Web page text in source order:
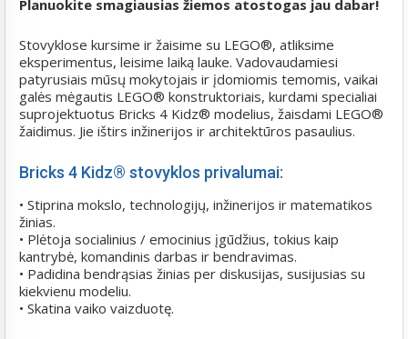
Planuokite smagiausias žiemos atostogas jau dabar!
Stovyklose kursime ir žaisime su LEGO®, atliksime
eksperimentus, leisime laiką lauke. Vadovaudamiesi
patyrusiais mūsų mokytojais ir įdomiomis temomis, vaikai
galės mėgautis LEGO® konstruktoriais, kurdami specialiai
suprojektuotus Bricks 4 Kidz® modelius, žaisdami LEGO®
žaidimus. Jie ištirs inžinerijos ir architektūros pasaulius.
Bricks 4 Kidz® stovyklos privalumai:
• Stiprina mokslo, technologijų, inžinerijos ir matematikos
žinias.
• Plėtoja socialinius / emocinius įgūdžius, tokius kaip
kantrybė, komandinis darbas ir bendravimas.
• Padidina bendrąsias žinias per diskusijas, susijusias su
kiekvienu modeliu.
• Skatina vaiko vaizduotę.